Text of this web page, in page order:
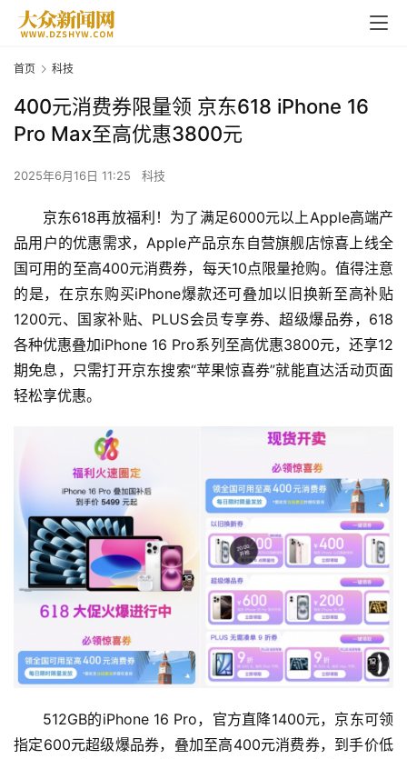
首页 科技
400元消费券限量领 京东618 iPhone 16
Pro Max至高优惠3800元
2025年6月16日 11:25 科技
京东618再放福利！为了满足6000元以上Apple高端产
品用户的优惠需求，Apple产品京东自营旗舰店惊喜上线全
国可用的至高400元消费券，每天10点限量抢购。值得注意
的是，在京东购买iPhone爆款还可叠加以旧换新至高补贴
1200元、国家补贴、PLUS会员专享券、超级爆品券，618
各种优惠叠加iPhone 16 Pro系列至高优惠3800元，还享12
期免息，只需打开京东搜索“苹果惊喜券”就能直达活动页面
轻松享优惠。
512GB的iPhone 16 Pro，官方直降1400元，京东可领
指定600元超级爆品券，叠加至高400元消费券，到手价低